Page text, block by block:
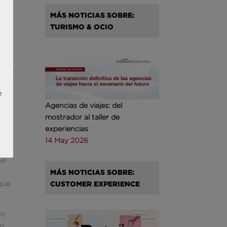
de
MÁS NOTICIAS SOBRE:
TURISMO & OCIO
Agencias de viajes: del
mostrador al taller de
experiencias
14 May 2026
MÁS NOTICIAS SOBRE:
CUSTOMER EXPERIENCE